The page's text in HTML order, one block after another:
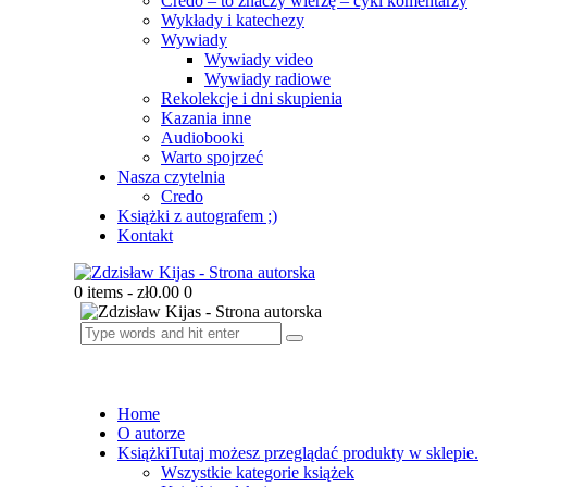
Wykłady i katechezy
Wywiady
Wywiady video
Wywiady radiowe
Rekolekcje i dni skupienia
Kazania inne
Audiobooki
Warto spojrzeć
Nasza czytelnia
Credo
Książki z autografem ;)
Kontakt
0 items - zł0.00 0
Home
O autorze
KsiążkiTutaj możesz przeglądać produkty w sklepie.
Wszystkie kategorie książek